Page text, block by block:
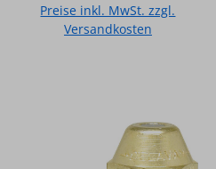
Preise inkl. MwSt. zzgl.
Versandkosten